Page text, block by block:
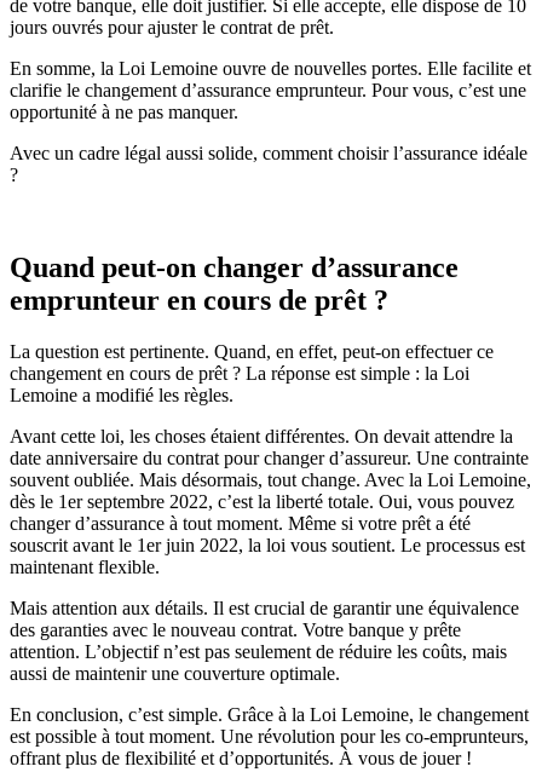
de votre banque, elle doit justifier. Si elle accepte, elle dispose de 10
jours ouvrés pour ajuster le contrat de prêt.
En somme, la Loi Lemoine ouvre de nouvelles portes. Elle facilite et
clarifie le changement d’assurance emprunteur. Pour vous, c’est une
opportunité à ne pas manquer.
Avec un cadre légal aussi solide, comment choisir l’assurance idéale
?
Quand peut-on changer d’assurance
emprunteur en cours de prêt ?
La question est pertinente. Quand, en effet, peut-on effectuer ce
changement en cours de prêt ? La réponse est simple : la Loi
Lemoine a modifié les règles.
Avant cette loi, les choses étaient différentes. On devait attendre la
date anniversaire du contrat pour changer d’assureur. Une contrainte
souvent oubliée. Mais désormais, tout change. Avec la Loi Lemoine,
dès le 1er septembre 2022, c’est la liberté totale. Oui, vous pouvez
changer d’assurance à tout moment. Même si votre prêt a été
souscrit avant le 1er juin 2022, la loi vous soutient. Le processus est
maintenant flexible.
Mais attention aux détails. Il est crucial de garantir une équivalence
des garanties avec le nouveau contrat. Votre banque y prête
attention. L’objectif n’est pas seulement de réduire les coûts, mais
aussi de maintenir une couverture optimale.
En conclusion, c’est simple. Grâce à la Loi Lemoine, le changement
est possible à tout moment. Une révolution pour les co-emprunteurs,
offrant plus de flexibilité et d’opportunités. À vous de jouer !